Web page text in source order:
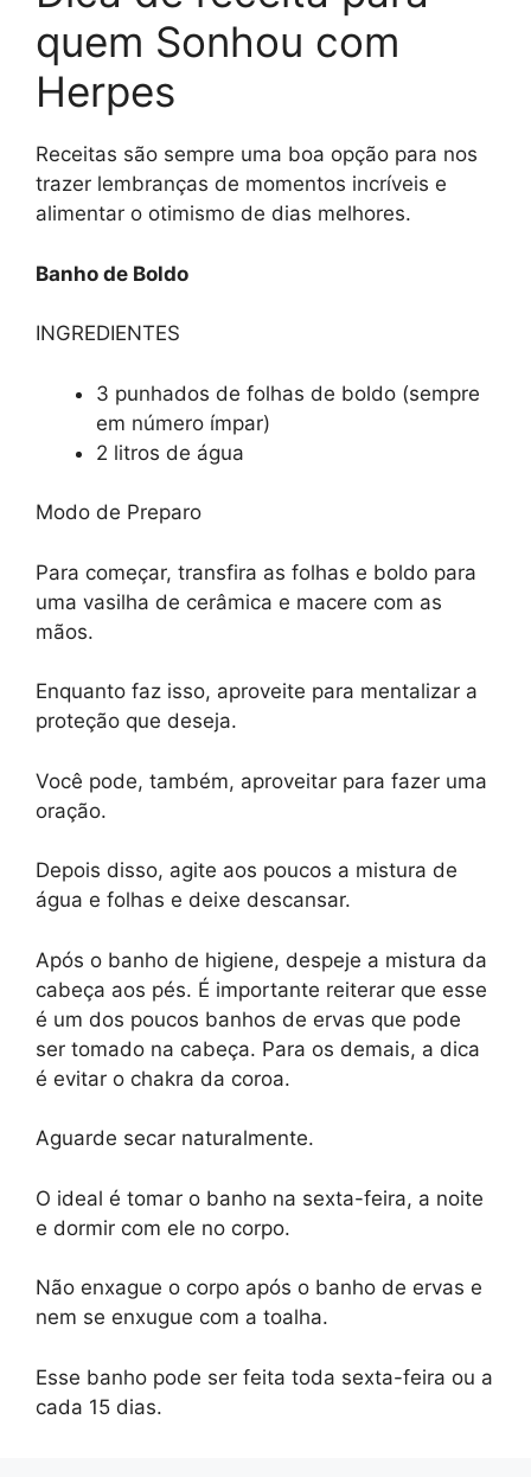
quem Sonhou com
Herpes
Receitas são sempre uma boa opção para nos
trazer lembranças de momentos incríveis e
alimentar o otimismo de dias melhores.
Banho de Boldo
INGREDIENTES
3 punhados de folhas de boldo (sempre
em número ímpar)
2 litros de água
Modo de Preparo
Para começar, transfira as folhas e boldo para
uma vasilha de cerâmica e macere com as
mãos.
Enquanto faz isso, aproveite para mentalizar a
proteção que deseja.
Você pode, também, aproveitar para fazer uma
oração.
Depois disso, agite aos poucos a mistura de
água e folhas e deixe descansar.
Após o banho de higiene, despeje a mistura da
cabeça aos pés. É importante reiterar que esse
é um dos poucos banhos de ervas que pode
ser tomado na cabeça. Para os demais, a dica
é evitar o chakra da coroa.
Aguarde secar naturalmente.
O ideal é tomar o banho na sexta-feira, a noite
e dormir com ele no corpo.
Não enxague o corpo após o banho de ervas e
nem se enxugue com a toalha.
Esse banho pode ser feita toda sexta-feira ou a
cada 15 dias.